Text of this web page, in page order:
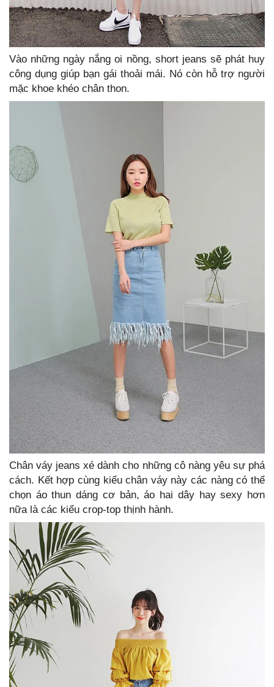
Vào những ngày nắng oi nồng, short jeans sẽ phát huy
công dụng giúp bạn gái thoải mái. Nó còn hỗ trợ người
mặc khoe khéo chân thon.
Chân váy jeans xé dành cho những cô nàng yêu sự phá
cách. Kết hợp cùng kiểu chân váy này các nàng có thể
chọn áo thun dáng cơ bản, áo hai dây hay sexy hơn
nữa là các kiểu crop-top thịnh hành.